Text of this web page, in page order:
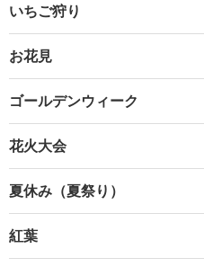
いちご狩り
お花見
ゴールデンウィーク
花火大会
夏休み（夏祭り）
紅葉